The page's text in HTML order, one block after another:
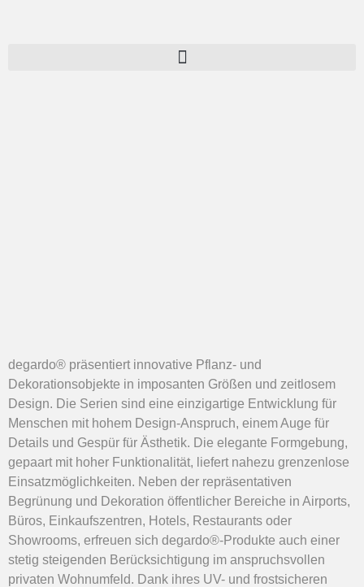
degardo® präsentiert innovative Pflanz- und
Dekorationsobjekte in imposanten Größen und zeitlosem
Design. Die Serien sind eine einzigartige Entwicklung für
Menschen mit hohem Design-Anspruch, einem Auge für
Details und Gespür für Ästhetik. Die elegante Formgebung,
gepaart mit hoher Funktionalität, liefert nahezu grenzenlose
Einsatzmöglichkeiten. Neben der repräsentativen
Begrünung und Dekoration öffentlicher Bereiche in Airports,
Büros, Einkaufszentren, Hotels, Restaurants oder
Showrooms, erfreuen sich degardo®-Produkte auch einer
stetig steigenden Berücksichtigung im anspruchsvollen
privaten Wohnumfeld. Dank ihres UV- und frostsicheren